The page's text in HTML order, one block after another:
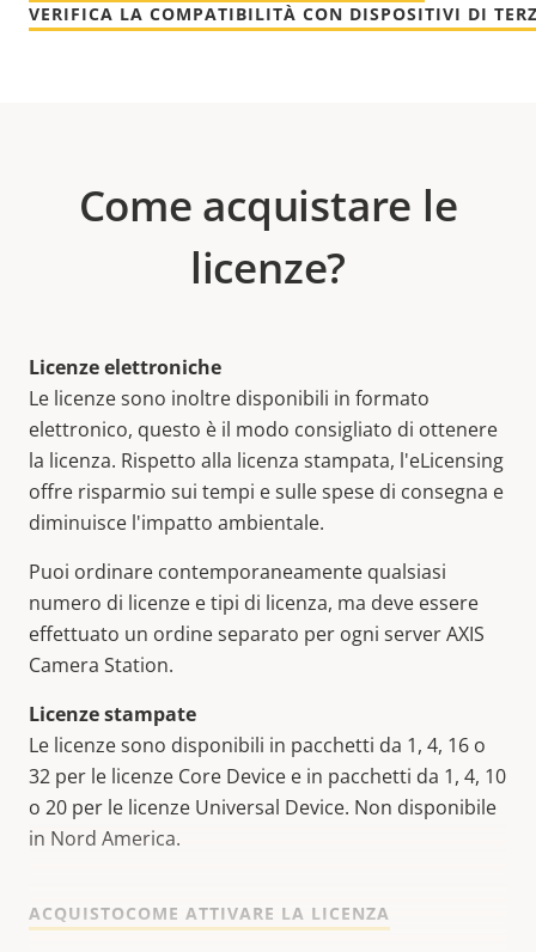
VERIFICA LA COMPATIBILITÀ CON DISPOSITIVI DI
Come acquistare le
licenze?
Licenze elettroniche
Le licenze sono inoltre disponibili in formato
elettronico, questo è il modo consigliato di ottenere
la licenza. Rispetto alla licenza stampata, l'eLicensing
offre risparmio sui tempi e sulle spese di consegna e
diminuisce l'impatto ambientale.
Puoi ordinare contemporaneamente qualsiasi
numero di licenze e tipi di licenza, ma deve essere
effettuato un ordine separato per ogni server AXIS
Camera Station.
Licenze stampate
Le licenze sono disponibili in pacchetti da 1, 4, 16 o
32 per le licenze Core Device e in pacchetti da 1, 4, 10
o 20 per le licenze Universal Device. Non disponibile
in Nord America.
ACQUISTOCOME ATTIVARE LA LICENZA